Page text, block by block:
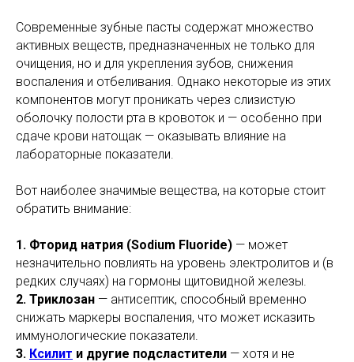
Современные зубные пасты содержат множество
активных веществ, предназначенных не только для
очищения, но и для укрепления зубов, снижения
воспаления и отбеливания. Однако некоторые из этих
компонентов могут проникать через слизистую
оболочку полости рта в кровоток и — особенно при
сдаче крови натощак — оказывать влияние на
лабораторные показатели.
Вот наиболее значимые вещества, на которые стоит
обратить внимание:
1. Фторид натрия (Sodium Fluoride) — может
незначительно повлиять на уровень электролитов и (в
редких случаях) на гормоны щитовидной железы.
2. Триклозан — антисептик, способный временно
снижать маркеры воспаления, что может исказить
иммунологические показатели.
3. Ксилит и другие подсластители — хотя и не